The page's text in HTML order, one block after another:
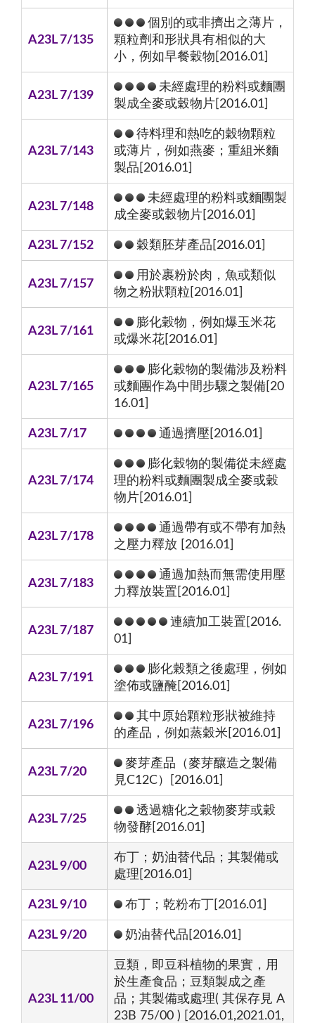
A23L 7/135
個別的或非擠出之薄片，
顆粒劑和形狀具有相似的大
小，例如早餐穀物[2016.01]
A23L 7/139
未經處理的粉料或麵團
製成全麥或穀物片[2016.01]
A23L 7/143
待料理和熱吃的穀物顆粒
或薄片，例如燕麥；重組米麵
製品[2016.01]
A23L 7/148
未經處理的粉料或麵團製
成全麥或穀物片[2016.01]
A23L 7/152 穀類胚芽產品[2016.01]
A23L 7/157
用於裹粉於肉，魚或類似
物之粉狀顆粒[2016.01]
A23L 7/161
膨化穀物，例如爆玉米花
或爆米花[2016.01]
A23L 7/165
膨化穀物的製備涉及粉料
或麵團作為中間步驟之製備[20
16.01]
A23L 7/17 通過擠壓[2016.01]
A23L 7/174
膨化穀物的製備從未經處
理的粉料或麵團製成全麥或穀
物片[2016.01]
A23L 7/178
通過帶有或不帶有加熱
之壓力釋放 [2016.01]
A23L 7/183
通過加熱而無需使用壓
力釋放裝置[2016.01]
A23L 7/187
連續加工裝置[2016.
01]
A23L 7/191
膨化榖類之後處理，例如
塗佈或鹽醃[2016.01]
A23L 7/196
其中原始顆粒形狀被維持
的產品，例如蒸穀米[2016.01]
A23L 7/20
麥芽產品（麥芽釀造之製備
見C12C）[2016.01]
A23L 7/25
透過糖化之穀物麥芽或穀
物發酵[2016.01]
A23L 9/00
布丁；奶油替代品；其製備或
處理[2016.01]
A23L 9/10 布丁；乾粉布丁[2016.01]
A23L 9/20 奶油替代品[2016.01]
A23L 11/00
豆類，即豆科植物的果實，用
於生產食品；豆類製成之產
品；其製備或處理( 其保存見 A
23B 75/00 ) [2016.01,2021.01,